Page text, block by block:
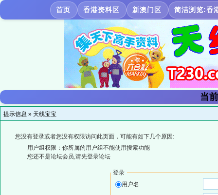
首页 香港资料区 新澳门区 简洁浏览:香
当
提示信息 » 天线宝宝
您没有登录或者您没有权限访问此页面，可能有如下几个原因:
用户组权限：你所属的用户组不能使用搜索功能
您还不是论坛会员,请先登录论坛
登录
用户名